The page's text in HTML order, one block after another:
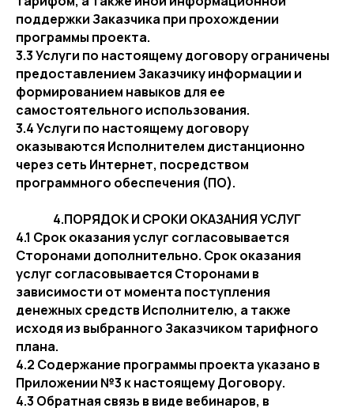
поддержки Заказчика при прохождении
программы проекта.
3.3 Услуги по настоящему договору ограничены
предоставлением Заказчику информации и
формированием навыков для ее
самостоятельного использования.
3.4 Услуги по настоящему договору
оказываются Исполнителем дистанционно
через сеть Интернет, посредством
программного обеспечения (ПО).
4.ПОРЯДОК И СРОКИ ОКАЗАНИЯ УСЛУГ
4.1 Срок оказания услуг согласовывается
Сторонами дополнительно. Срок оказания
услуг согласовывается Сторонами в
зависимости от момента поступления
денежных средств Исполнителю, а также
исходя из выбранного Заказчиком тарифного
плана.
4.2 Содержание программы проекта указано в
Приложении №3 к настоящему Договору.
4.3 Обратная связь в виде вебинаров, в